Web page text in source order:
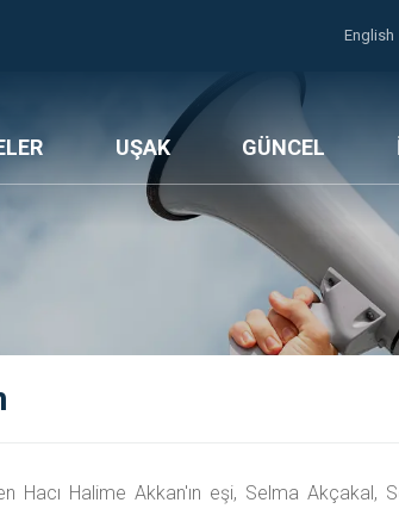
English
UŞAK GÜNCEL
Hacı Halime Akkan'ın eşi, Selma Akçakal,